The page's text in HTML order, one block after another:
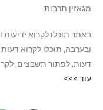
מגאזין תרבות.
באתר תוכלו לקרוא
ובערבה, תוכלו לקרוא
דעות, לפתור תשבצים,
עוד >>>